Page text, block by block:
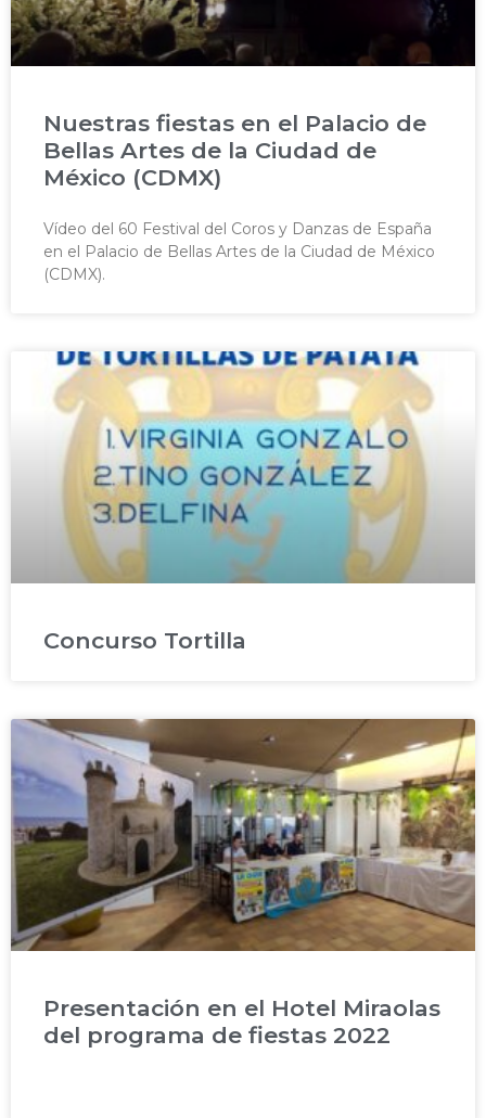
Nuestras fiestas en el Palacio de
Bellas Artes de la Ciudad de
México (CDMX)
Vídeo del 60 Festival del Coros y Danzas de España
en el Palacio de Bellas Artes de la Ciudad de México
(CDMX).
Concurso Tortilla
Presentación en el Hotel Miraolas
del programa de fiestas 2022